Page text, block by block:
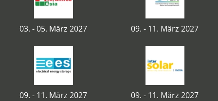
03. - 05. März 2027 09. - 11. März 2027
09. - 11. März 2027 09. - 11. März 2027